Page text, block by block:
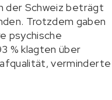
der Schweiz beträgt
Trotzdem gaben
psychische
% klagten über
verminderte